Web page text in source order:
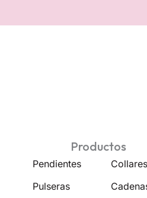
Productos
Pendientes
Pulseras
Collares